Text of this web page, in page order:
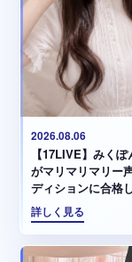
2026.08.06
【17LIVE】みく
がマリマリマリー
ディションに合格
詳しく見る